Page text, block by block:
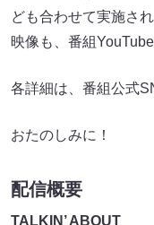
ども合わせて実施さ
映像も、番組
各詳細は、番組公式
おたのしみに！
配信概要
TALKIN’ ABOUT